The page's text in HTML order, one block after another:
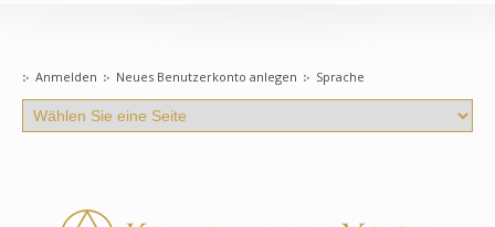
Anmelden Neues Benutzerkonto anlegen Sprache